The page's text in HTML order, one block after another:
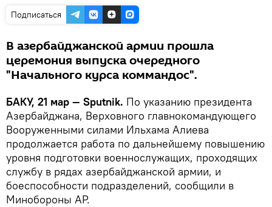
Подписаться
В азербайджанской армии прошла
церемония выпуска очередного
"Начального курса коммандос".
БАКУ, 21 мар — Sputnik. По указанию президента
Азербайджана, Верховного главнокомандующего
Вооруженными силами Ильхама Алиева
продолжается работа по дальнейшему повышению
уровня подготовки военнослужащих, проходящих
службу в рядах азербайджанской армии, и
боеспособности подразделений, сообщили в
Минобороны АР.